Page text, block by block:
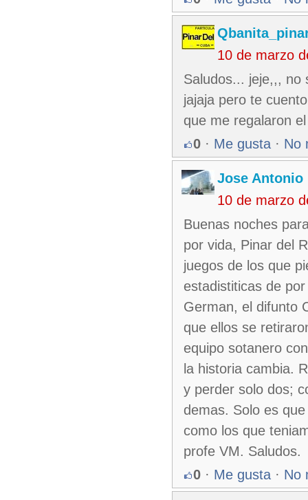
10 de marzo
Saludos... jeje,,, no
jajaja pero te
que me regalaron
0 · Me gusta · No
Jose Antonio
10 de marzo
Buenas noches
por vida, Pinar del
juegos de los que
estadistiticas de
German, el difunto
que ellos se
equipo sotanero
la historia cambia.
y perder solo dos;
demas. Solo es
como los que
profe VM. Saludos.
0 · Me gusta · No